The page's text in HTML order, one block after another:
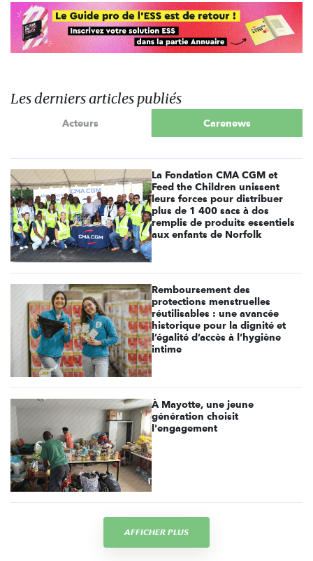
Les derniers articles publiés
Acteurs Carenews
La Fondation CMA CGM et
Feed the Children unissent
leurs forces pour distribuer
plus de 1 400 sacs à dos
remplis de produits essentiels
aux enfants de Norfolk
Remboursement des
protections menstruelles
réutilisables : une avancée
historique pour la dignité et
l’égalité d’accès à l’hygiène
intime
À Mayotte, une jeune
génération choisit
l'engagement
AFFICHER PLUS